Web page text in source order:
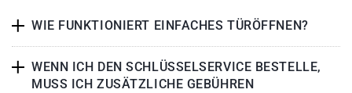
WIE FUNKTIONIERT EINFACHES TÜRÖFFNEN?
WENN ICH DEN SCHLÜSSELSERVICE BESTELLE,
MUSS ICH ZUSÄTZLICHE GEBÜHREN